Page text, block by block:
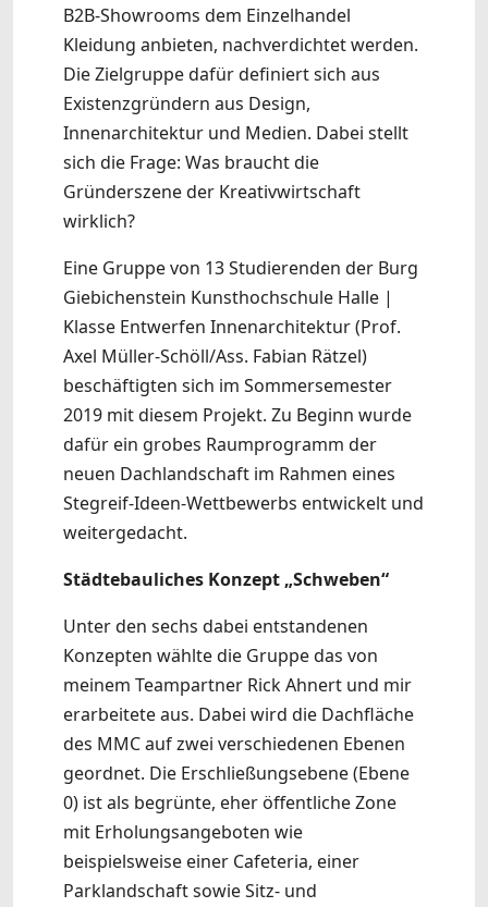
B2B-Showrooms dem Einzelhandel
Kleidung anbieten, nachverdichtet werden.
Die Zielgruppe dafür definiert sich aus
Existenzgründern aus Design,
Innenarchitektur und Medien. Dabei stellt
sich die Frage: Was braucht die
Gründerszene der Kreativwirtschaft
wirklich?
Eine Gruppe von 13 Studierenden der Burg
Giebichenstein Kunsthochschule Halle |
Klasse Entwerfen Innenarchitektur (Prof.
Axel Müller-Schöll/Ass. Fabian Rätzel)
beschäftigten sich im Sommersemester
2019 mit diesem Projekt. Zu Beginn wurde
dafür ein grobes Raumprogramm der
neuen Dachlandschaft im Rahmen eines
Stegreif-Ideen-Wettbewerbs entwickelt und
weitergedacht.
Städtebauliches Konzept „Schweben“
Unter den sechs dabei entstandenen
Konzepten wählte die Gruppe das von
meinem Teampartner Rick Ahnert und mir
erarbeitete aus. Dabei wird die Dachfläche
des MMC auf zwei verschiedenen Ebenen
geordnet. Die Erschließungsebene (Ebene
0) ist als begrünte, eher öffentliche Zone
mit Erholungsangeboten wie
beispielsweise einer Cafeteria, einer
Parklandschaft sowie Sitz- und